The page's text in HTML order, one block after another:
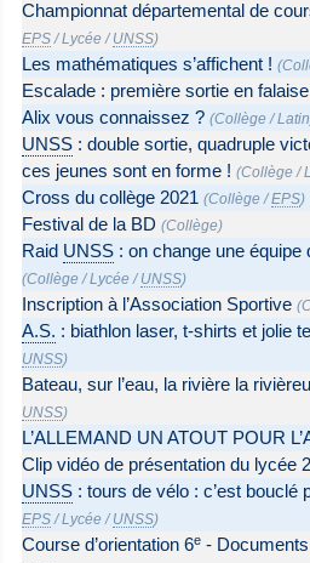
Championnat départemental de
EPS /Lycée / UNSS)
Les mathématiques s’affichent ! (
Escalade : première sortie en falaise
Alix vous connaissez ? (Collège /Latin
UNSS : double sortie, quadruple
ces jeunes sont en forme ! (Collège /
Cross du collège 2021 (Collège /EPS)
Festival de la BD (Collège)
Raid UNSS : on change une
(Collège /Lycée / UNSS)
Inscription à l’Association Sportive (
A.S. : biathlon laser, t-shirts et jolie
UNSS)
Bateau, sur l’eau, la rivière la
UNSS)
L’ALLEMAND UN ATOUT POUR
Clip vidéo de présentation du lycée
UNSS : tours de vélo : c’est bouclé
EPS /Lycée / UNSS)
Course d’orientation 6e -